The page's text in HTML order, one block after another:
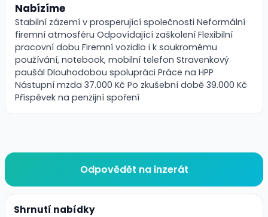
Nabízíme
Stabilní zázemí v prosperující společnosti Neformální
firemní atmosféru Odpovídající zaškolení Flexibilní
pracovní dobu Firemní vozidlo i k soukromému
používání, notebook, mobilní telefon Stravenkový
paušál Dlouhodobou spolupráci Práce na HPP
Nástupní mzda 37.000 Kč Po zkušební době 39.000 Kč
Příspěvek na penzijní spoření
Odpovědět na inzerát
Shrnutí nabídky